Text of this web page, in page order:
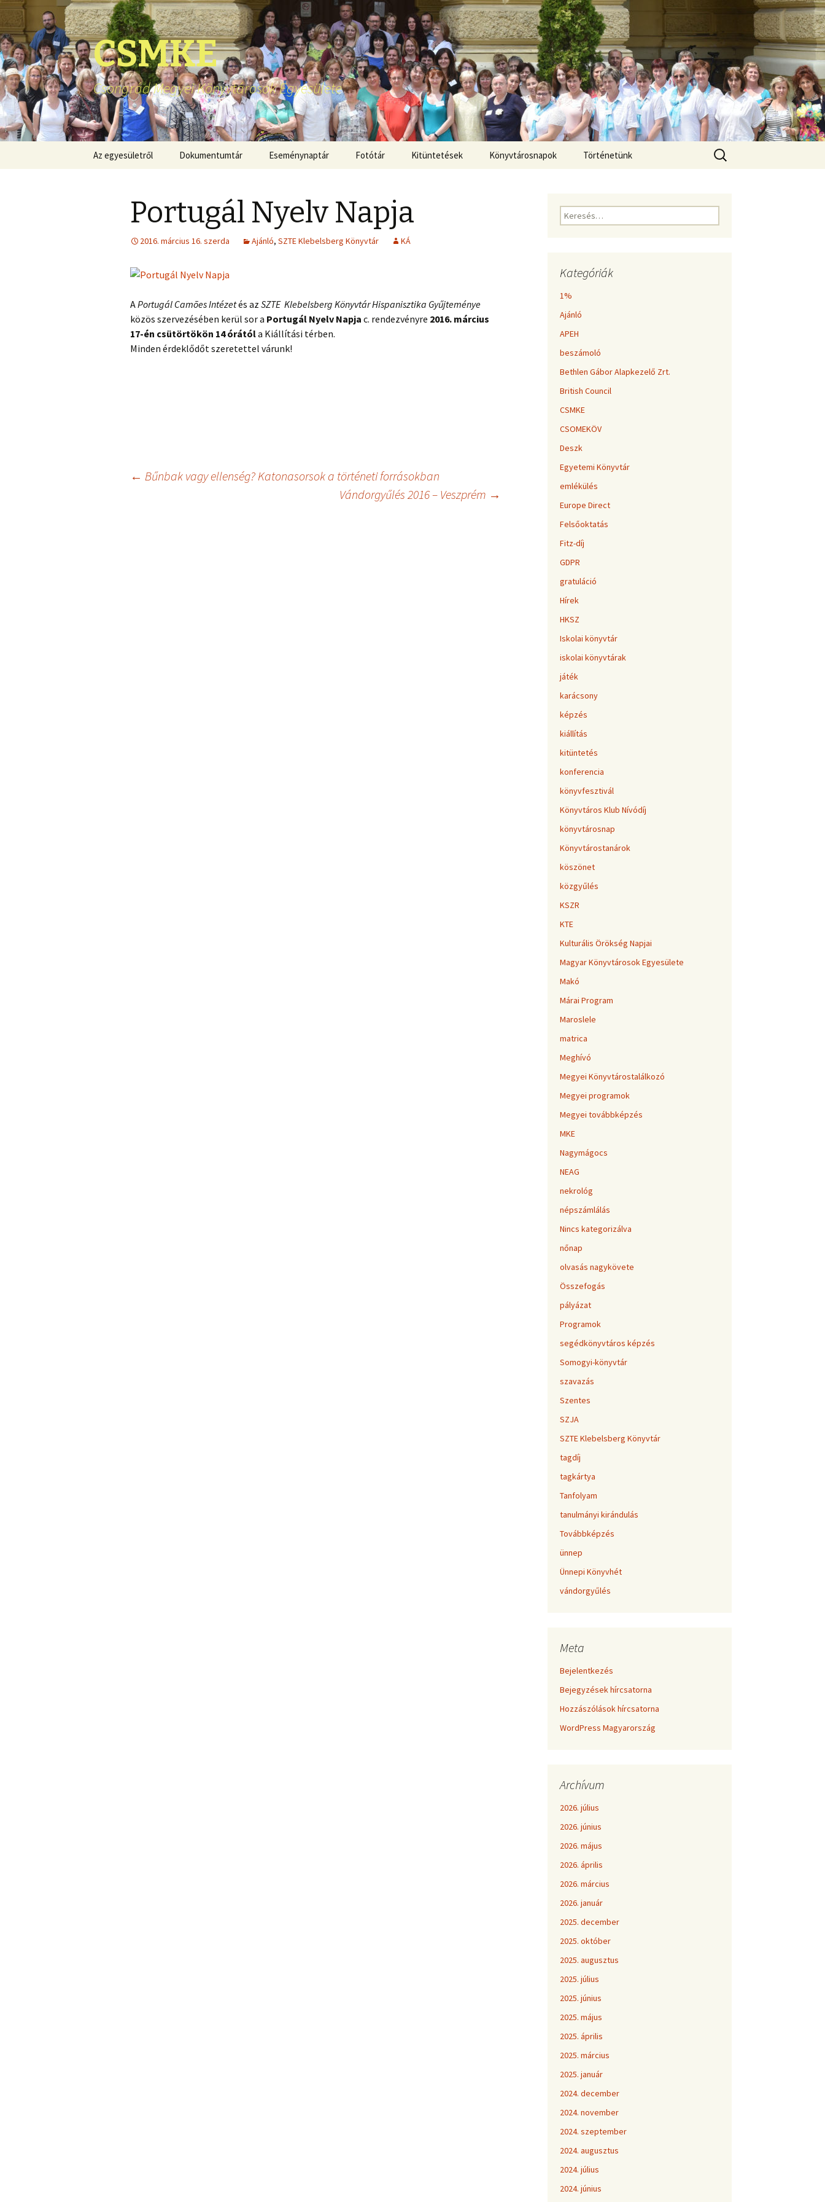
CSMKE
Csongrád Megyei Könyvtárosok Egyesülete
Az egyesületről Dokumentumtár Eseménynaptár Fotótár Kitüntetések Könyvtárosnapok Történetünk
Keresés:
Portugál Nyelv Napja
2016. március 16. szerda Ajánló, SZTE Klebelsberg Könyvtár KÁ
APortugál Camões Intézetés az SZTE Klebelsberg Könyvtár Hispanisztika Gyűjteménye
közös szervezésében kerül sor a Portugál Nyelv Napja c. rendezvényre 2016. március
17-én csütörtökön 14 órátóla Kiállítási térben.
Minden érdeklődőt szeretettel várunk!
Bejegyzés← Bűnbak vagy ellenség? Katonasorsok a történeti forrásokban
Vándorgyűlés 2016 – Veszprém →
Keresés:
Kategóriák
1%
Ajánló
APEH
beszámoló
Bethlen Gábor Alapkezelő Zrt.
British Council
CSMKE
CSOMEKÖV
Deszk
Egyetemi Könyvtár
emlékülés
Europe Direct
Felsőoktatás
Fitz-díj
GDPR
gratuláció
Hírek
HKSZ
Iskolai könyvtár
iskolai könyvtárak
játék
karácsony
képzés
kiállítás
kitüntetés
konferencia
könyvfesztivál
Könyvtáros Klub Nívódíj
könyvtárosnap
Könyvtárostanárok
köszönet
közgyűlés
KSZR
KTE
Kulturális Örökség Napjai
Magyar Könyvtárosok Egyesülete
Makó
Márai Program
Maroslele
matrica
Meghívó
Megyei Könyvtárostalálkozó
Megyei programok
Megyei továbbképzés
MKE
Nagymágocs
NEAG
nekrológ
népszámlálás
Nincs kategorizálva
nőnap
olvasás nagykövete
Összefogás
pályázat
Programok
segédkönyvtáros képzés
Somogyi-könyvtár
szavazás
Szentes
SZJA
SZTE Klebelsberg Könyvtár
tagdíj
tagkártya
Tanfolyam
tanulmányi kirándulás
Továbbképzés
ünnep
Ünnepi Könyvhét
vándorgyűlés
Meta
Bejelentkezés
Bejegyzések hírcsatorna
Hozzászólások hírcsatorna
WordPress Magyarország
Archívum
2026. július
2026. június
2026. május
2026. április
2026. március
2026. január
2025. december
2025. október
2025. augusztus
2025. július
2025. június
2025. május
2025. április
2025. március
2025. január
2024. december
2024. november
2024. szeptember
2024. augusztus
2024. július
2024. június